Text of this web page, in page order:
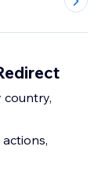
country,